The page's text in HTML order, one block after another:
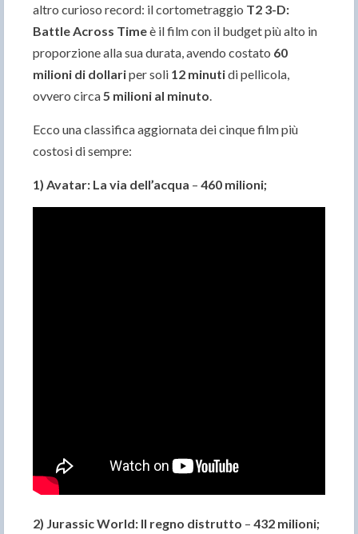
altro curioso record: il cortometraggio T2 3-D:
Battle Across Timeè il film con il budget più alto in
proporzione alla sua durata, avendo costato 60
milioni di dollariper soli 12 minutidi pellicola,
ovvero circa 5 milioni al minuto
Ecco una classifica aggiornata dei cinque film più
costosi di sempre:
1) Avatar: La via dell’acqua – 460 milioni;
2) Jurassic World: Il regno distrutto – 432 milioni;